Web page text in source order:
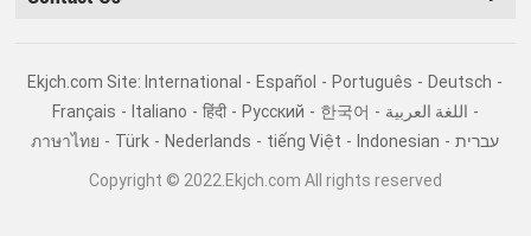
Ekjch.com Site: International - Español - Português - Deutsch -
Français - Italiano - हिंदी - Pусский - 한국어 - اللغة العربية -
ภาษาไทย - Türk - Nederlands - tiếng Việt - Indonesian - עברית
Copyright © 2022.Ekjch.com All rights reserved